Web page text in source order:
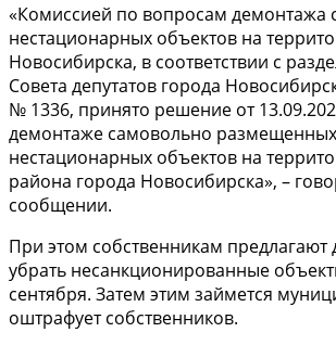
«Комиссией по вопросам демонтажа
нестационарных объектов на
Новосибирска, в соответствии с
Совета депутатов города
№ 1336, принято решение от
демонтаже самовольно размещенных
нестационарных объектов на
района города Новосибирска», –
сообщении.
При этом собственникам предлагают
убрать несанкционированные
сентября. Затем этим займется
оштрафует собственников.